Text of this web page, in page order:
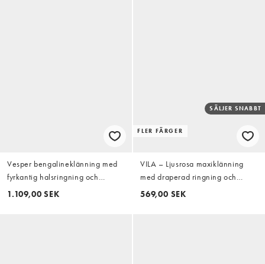
Vesper bengalineklänning med
fyrkantig halsringning och
fiskstjärt i fuchsia
1.109,00 SEK
FLER FÄRGER
SÄLJER SNABBT
VILA – Ljusrosa maxiklänning
med draperad ringning och
smala axelband i satin
569,00 SEK